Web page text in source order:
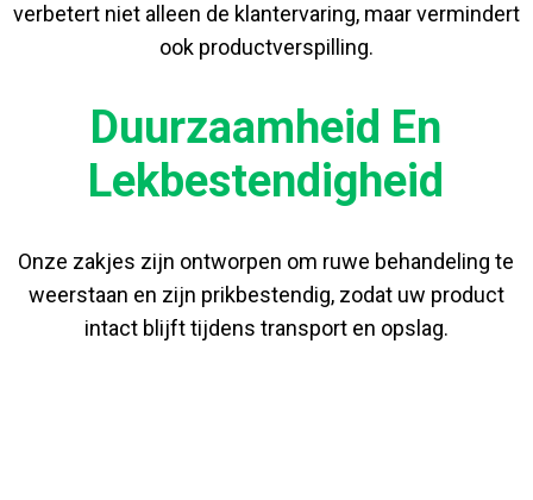
verbetert niet alleen de klantervaring, maar vermindert
ook productverspilling.
Duurzaamheid En
Lekbestendigheid
Onze zakjes zijn ontworpen om ruwe behandeling te
weerstaan ​​en zijn prikbestendig, zodat uw product
intact blijft tijdens transport en opslag.